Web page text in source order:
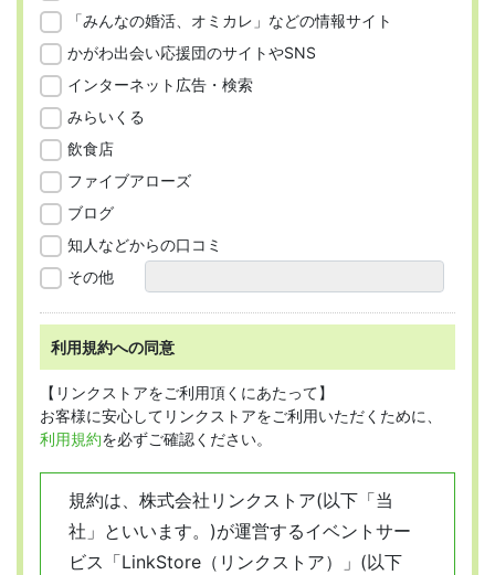
「みんなの婚活、オミカレ」などの情報サイト
かがわ出会い応援団のサイトやSNS
インターネット広告・検索
みらいくる
飲食店
ファイブアローズ
ブログ
知人などからの口コミ
その他
利用規約への同意
【リンクストアをご利用頂くにあたって】
お客様に安心してリンクストアをご利用いただくために、
利用規約を必ずご確認ください。
規約は、株式会社リンクストア(以下「当
社」といいます。)が運営するイベントサー
ビス「LinkStore（リンクストア）」(以下